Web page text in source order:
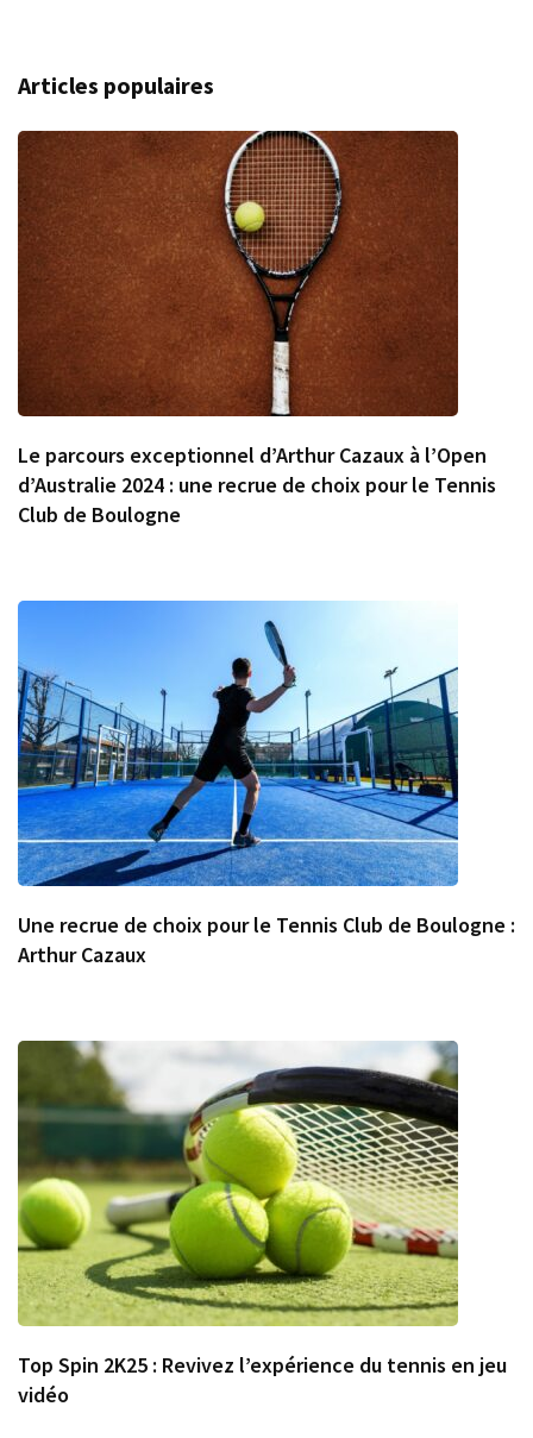
Articles populaires
Le parcours exceptionnel d’Arthur Cazaux à l’Open
d’Australie 2024 : une recrue de choix pour le Tennis
Club de Boulogne
Une recrue de choix pour le Tennis Club de Boulogne :
Arthur Cazaux
Top Spin 2K25 : Revivez l’expérience du tennis en jeu
vidéo